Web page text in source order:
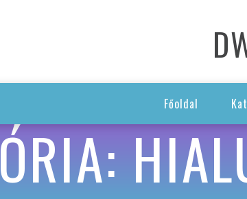
Főoldal